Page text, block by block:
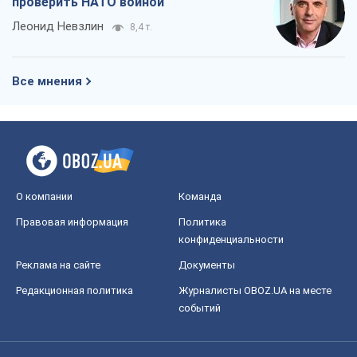
Леонид Невзлин 8,4 т.
Все мнения
О компании Команда
Правовая информация
Политика
конфиденциальности
Реклама на сайте Документы
Редакционная политика
Журналисты OBOZ.UA на месте
событий